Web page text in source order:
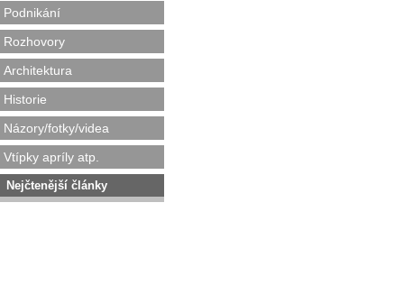
Podnikání
Rozhovory
Architektura
Historie
Názory/fotky/videa
Vtípky apríly atp.
Nejčtenější články